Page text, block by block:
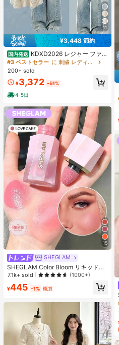
11
¥3,448 節約
国内発送 KDXD2026 レジャー ファッ
ション ロングサイズ 夏服 女性 ワイ
ルドスタイル ボア付きトップス ワイ
ルドスタイル ロングスカート 3点セ
ット UVカット 軽量 通気性 袖付き
ヒップカバー効果 通気性抜群 サイズ
豊富
#3 ベストセラー
に 刺繍 レディースコーデ
200+ sold
¥3,372 -51%
4-5日
15
SHEGLAM
SHEGLAM Color Bloom リキッドチ
ークマット仕上げ-Love Cake チー
ク 女性と女の子のためのブランドビ
ューティーコスメメイクアップ
7.1k+ sold (1000+)
¥445 -1% 概算